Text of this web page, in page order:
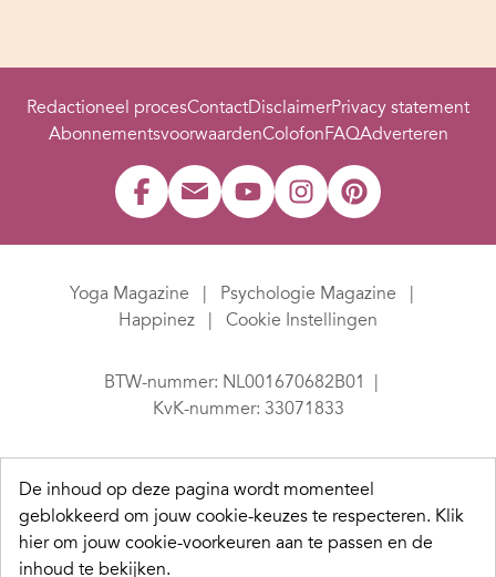
Redactioneel procesContactDisclaimerPrivacy statement
AbonnementsvoorwaardenColofonFAQAdverteren
Yoga Magazine
Psychologie Magazine
Happinez
Cookie Instellingen
BTW-nummer: NL001670682B01
KvK-nummer: 33071833
De inhoud op deze pagina wordt momenteel
geblokkeerd om jouw cookie-keuzes te respecteren. Klik
hier om jouw cookie-voorkeuren aan te passen en de
inhoud te bekijken.